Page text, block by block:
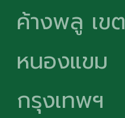
ค้างพลู เขต
หนองแขม
กรุงเทพฯ